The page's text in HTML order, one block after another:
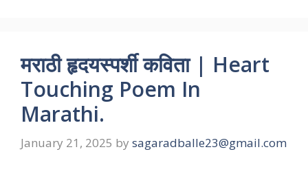
मराठी हृदयस्पर्शी कविता | Heart
Touching Poem In
Marathi.
January 21, 2025 by sagaradballe23@gmail.com